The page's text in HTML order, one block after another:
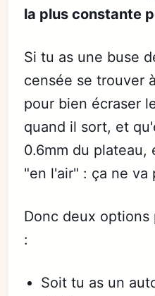
la plus constante
Si tu as une buse
censée se trouver
pour bien écraser
quand il sort, et
0.6mm du
"en l'air" : ça ne va
Donc deux options
:
Soit tu as un